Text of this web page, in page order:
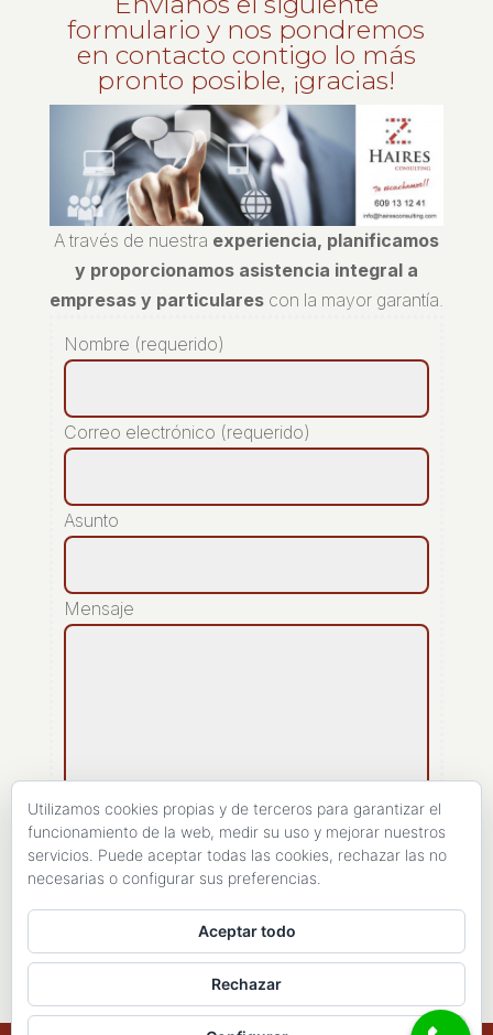
formulario y nos pondremos
en contacto contigo lo más
pronto posible, ¡gracias!
A través de nuestra experiencia, planificamos
y proporcionamos asistencia integral a
empresas y particularescon la mayor garantía.
Nombre (requerido)
Correo electrónico (requerido)
Asunto
Mensaje
[recaptcha]
Utilizamos cookies propias y de terceros para garantizar el
funcionamiento de la web, medir su uso y mejorar nuestros
servicios. Puede aceptar todas las cookies, rechazar las no
necesarias o configurar sus preferencias.
Aceptar todo
Rechazar